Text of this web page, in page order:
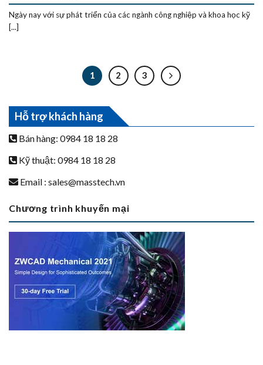
Hỗ trợ khách hàng
Bán hàng: 0984 18 18 28
Kỹ thuật: 0984 18 18 28
Email : sales@masstech.vn
Chương trình khuyến mại
Ngày nay với sự phát triển của các ngành công nghiệp và khoa học kỹ
[...]
1 2 3